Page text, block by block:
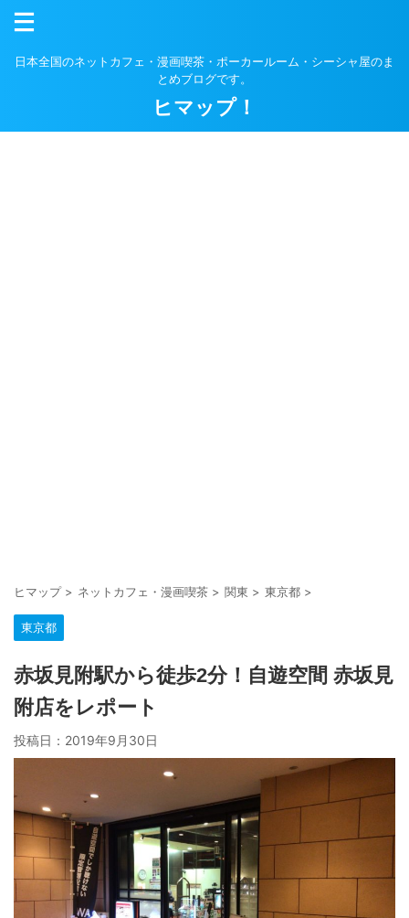
日本全国のネットカフェ・漫画喫茶・ポーカールーム・シーシャ屋のま
とめブログです。
ヒマップ！
ヒマップ> ネットカフェ・漫画喫茶 > 関東 > 東京都 >
東京都
赤坂見附駅から徒歩2分！自遊空間 赤坂見
附店をレポート
投稿日： 2019年9月30日